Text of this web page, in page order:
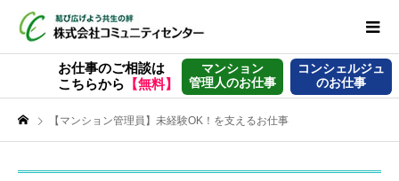
お仕事のご相談は
こちらから 【無料】
マンション
管理人のお仕事
コンシェルジュ
のお仕事
【マンション管理員】未経験OK！を支えるお仕事